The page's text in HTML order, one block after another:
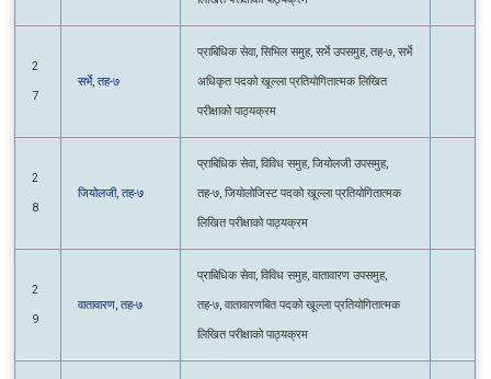
7
प्राबिधिक सेवा, सिभिल समुह, सर्भे उपसमुह, तह-७,
सर्भे अधिकृत पदको खूल्ला प्रतियोगितात्मक लिखित
परीक्षाको पाठ्यक्रम
8
प्राबिधिक सेवा, विविध समुह, जियोलजी उपसमुह,
तह-७, जियोलोजिस्ट पदको खूल्ला प्रतियोगितात्मक
लिखित परीक्षाको पाठ्यक्रम
9
प्राबिधिक सेवा, विविध समुह, वातावारण उपसमुह,
तह-७, वातावारणबित पदको खूल्ला प्रतियोगितात्मक
लिखित परीक्षाको पाठ्यक्रम
प्राबिधिक सेवा, कम्प्यूटर इञ्जिनियरिइंग समुह, तह-७,